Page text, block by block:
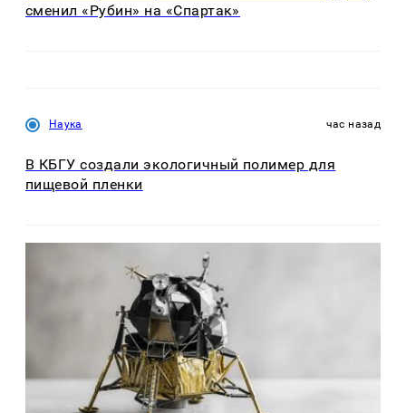
сменил «Рубин» на «Спартак»
Наука час назад
В КБГУ создали экологичный полимер для
пищевой пленки